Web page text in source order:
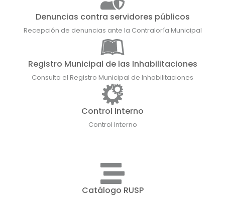
Denuncias contra servidores públicos
Recepción de denuncias ante la Contraloría Municipal
Registro Municipal de las Inhabilitaciones
Consulta el Registro Municipal de Inhabilitaciones
Control Interno
Control Interno
Catálogo RUSP